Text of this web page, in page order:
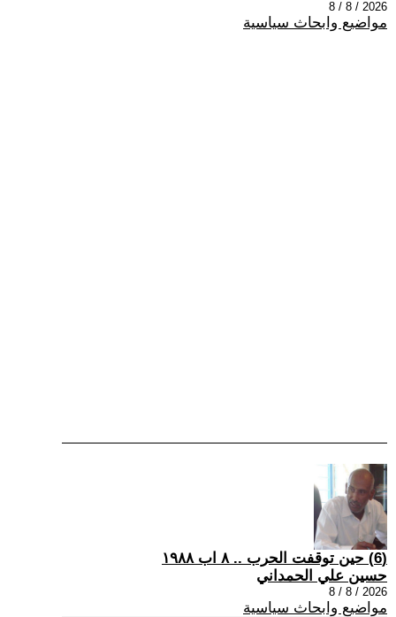
2026 / 8 / 8
مواضيع وابحاث سياسية
(6) حين توقفت الحرب .. ٨ اب ١٩٨٨
حسين علي الحمداني
2026 / 8 / 8
مواضيع وابحاث سياسية